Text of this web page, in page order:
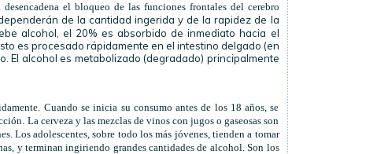
el bloqueo de las funciones frontales del cerebro
de la cantidad ingerida y de la rapidez de la
alcohol, el 20% es absorbido de inmediato hacia el
es procesado rápidamente en el intestino delgado (en
El alcohol es metabolizado (degradado) principalmente
Cuando se inicia su consumo antes de los 18 años, se
La cerveza y las mezclas de vinos con jugos o gaseosas son
Los adolescentes, sobre todo los más jóvenes, tienden a tomar
y terminan ingiriendo grandes cantidades de alcohol. Son los